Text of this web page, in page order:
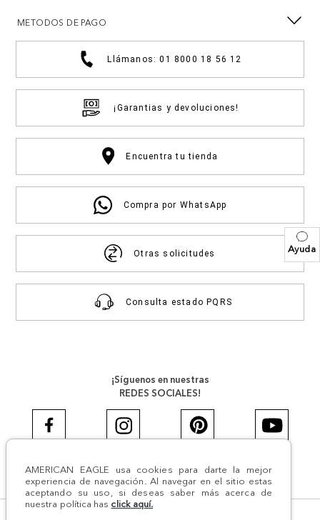
Ayuda
AMERICAN EAGLE usa cookies para darte la mejor
experiencia de navegación. Al navegar en el sitio estas
aceptando su uso, si deseas saber más acerca de
nuestra política has click aquí.
METODOS DE PAGO
Llámanos: 01 8000 18 56 12
¡Garantias y devoluciones!
Encuentra tu tienda
Compra por WhatsApp
Otras solicitudes
Consulta estado PQRS
¡Síguenos en nuestras
REDES SOCIALES!
#AEJEANS #AerieREALCOL